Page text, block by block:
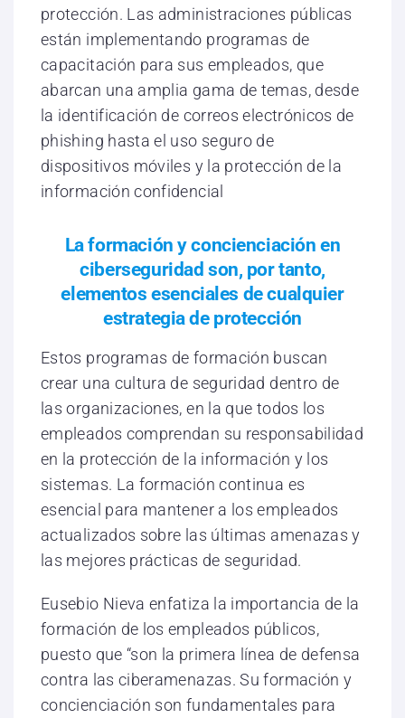
protección. Las administraciones públicas
están implementando programas de
capacitación para sus empleados, que
abarcan una amplia gama de temas, desde
la identificación de correos electrónicos de
phishing hasta el uso seguro de
dispositivos móviles y la protección de la
información confidencial
La formación y concienciación en
ciberseguridad son, por tanto,
elementos esenciales de cualquier
estrategia de protección
Estos programas de formación buscan
crear una cultura de seguridad dentro de
las organizaciones, en la que todos los
empleados comprendan su responsabilidad
en la protección de la información y los
sistemas. La formación continua es
esencial para mantener a los empleados
actualizados sobre las últimas amenazas y
las mejores prácticas de seguridad.
Eusebio Nieva enfatiza la importancia de la
formación de los empleados públicos,
puesto que “son la primera línea de defensa
contra las ciberamenazas. Su formación y
concienciación son fundamentales para